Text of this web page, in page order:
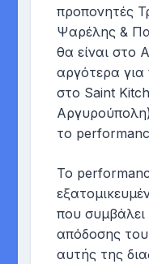
προπονητές
Ψαρέλης &
θα είναι στο
αργότερα για
στο Saint
το
Το
που συμβάλει
απόδοσης
αυτής της